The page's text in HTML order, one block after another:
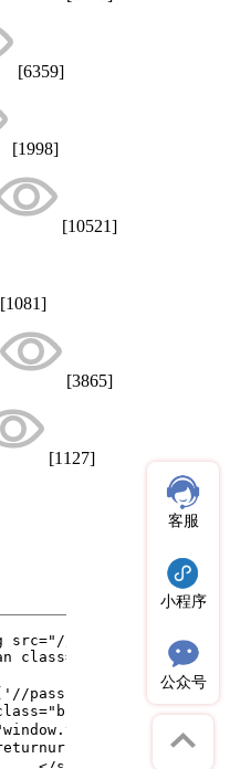
[6359]
[1998]
[10521]
[1081]
[3865]
[1127]
客服
小程序
公众号